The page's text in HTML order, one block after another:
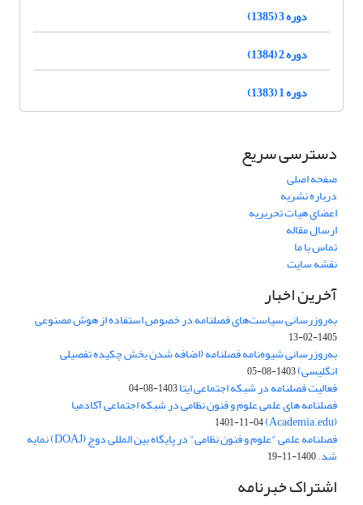
دوره 3 (1385)
دوره 2 (1384)
دوره 1 (1383)
دسترسی سریع
صفحه اصلی
درباره نشریه
اعضای هیات تحریریه
ارسال مقاله
تماس با ما
نقشه سایت
آخرین اخبار
به‌روزرسانی سیاست‌های فصلنامه در خصوص استفاده از هوش مصنوعی
1405-02-13
به‌روزرسانی شیوه‌نامه فصلنامه (اضافه شدن بخش چکیده تفصیلی
انگلیسی)1403-08-05
فعالیت فصلنامه در شبکه اجتماعی ایتا1403-08-04
فصلنامه های علمی علوم و فنون نظامی در شبکه اجتماعی آکادمیا
(Academia.edu)
1401-11-04
فصلنامه علمی "علوم و فنون نظامی" در پایگاه بین المللی دوج (DOAJ) نمایه
شد.1400-11-19
اشتراک خبرنامه